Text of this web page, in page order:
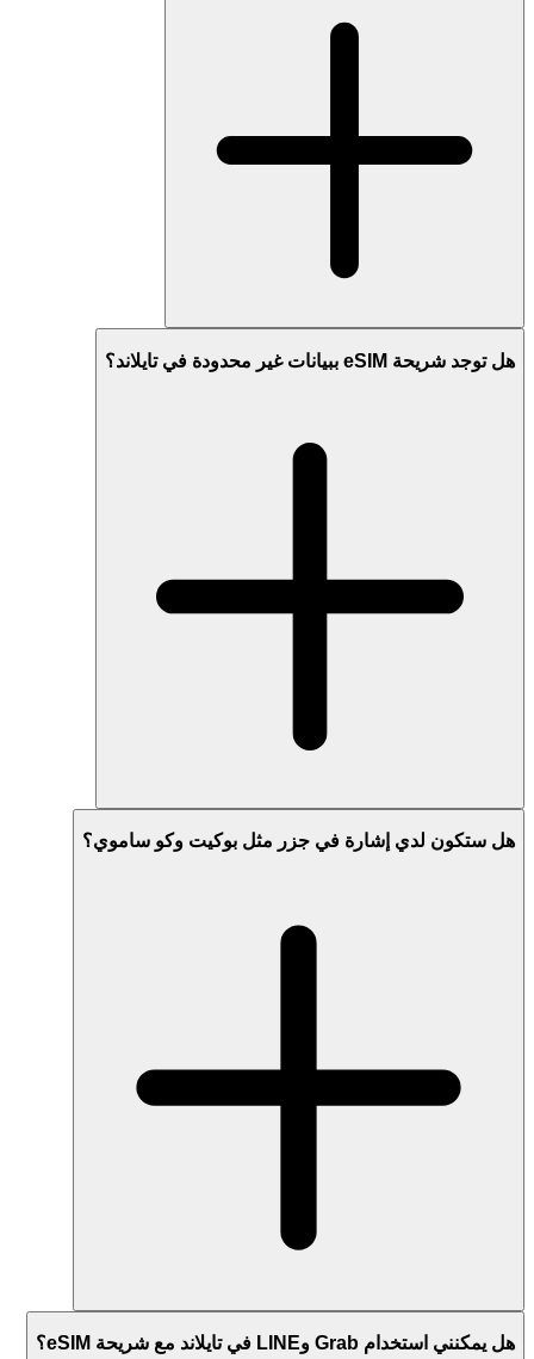
هل توجد شريحة eSIM ببيانات غير محدودة في تايلاند؟
هل ستكون لدي إشارة في جزر مثل بوكيت وكو ساموي؟
هل يمكنني استخدام Grab وLINE في تايلاند مع شريحة eSIM؟